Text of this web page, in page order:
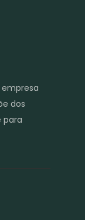
empresa
dos
para